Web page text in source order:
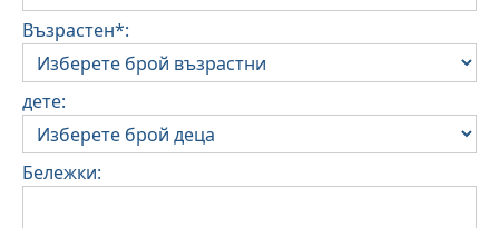
Възрастен*:
дете:
Бележки: